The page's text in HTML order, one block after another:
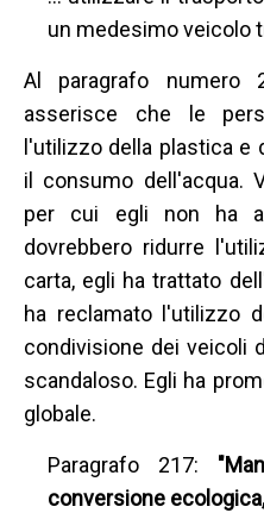
un medesimo veicolo
Al paragrafo numero
asserisce che le
l'utilizzo della plastica e
il consumo dell'acqua.
per cui egli non ha
dovrebbero ridurre
carta, egli ha trattato
ha reclamato l'utilizzo
condivisione dei veicoli
scandaloso. Egli ha
globale.
Paragrafo 217:
conversione